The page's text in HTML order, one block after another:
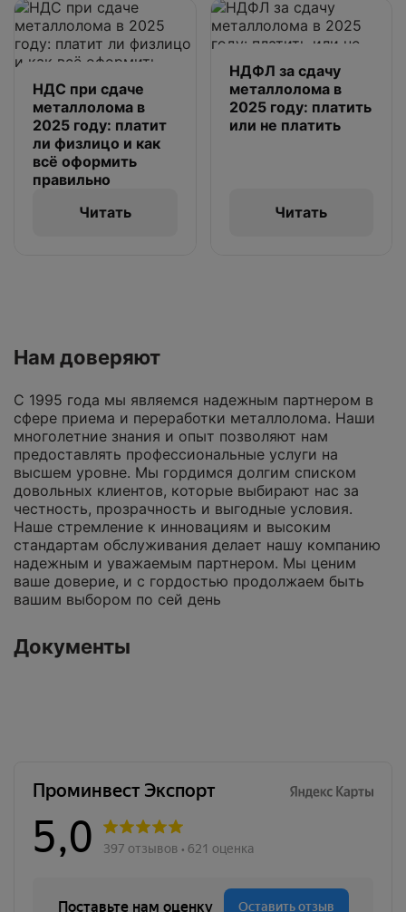
НДС при сдаче
металлолома в
2025 году: платит
ли физлицо и как
всё оформить
правильно
Читать
НДФЛ за сдачу
металлолома в
2025 году: платить
или не платить
Читать
Нам доверяют
С 1995 года мы являемся надежным партнером в
сфере приема и переработки металлолома. Наши
многолетние знания и опыт позволяют нам
предоставлять профессиональные услуги на
высшем уровне. Мы гордимся долгим списком
довольных клиентов, которые выбирают нас за
честность, прозрачность и выгодные условия.
Наше стремление к инновациям и высоким
стандартам обслуживания делает нашу компанию
надежным и уважаемым партнером. Мы ценим
ваше доверие, и с гордостью продолжаем быть
вашим выбором по сей день
Документы